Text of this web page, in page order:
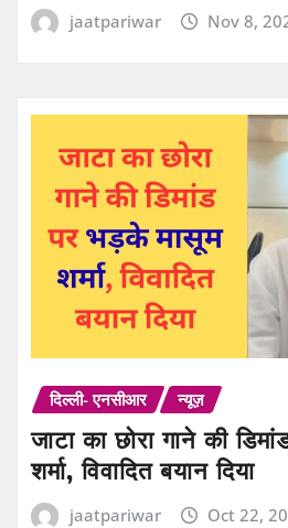
jaatpariwar Nov 8,
दिल्ली- एनसीआर न्यूज़
जाटा का छोरा गाने की
शर्मा, विवादित बयान दिया
jaatpariwar Oct 22,